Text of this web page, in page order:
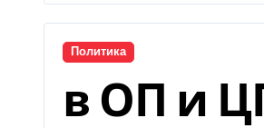
Политика
в ОП и